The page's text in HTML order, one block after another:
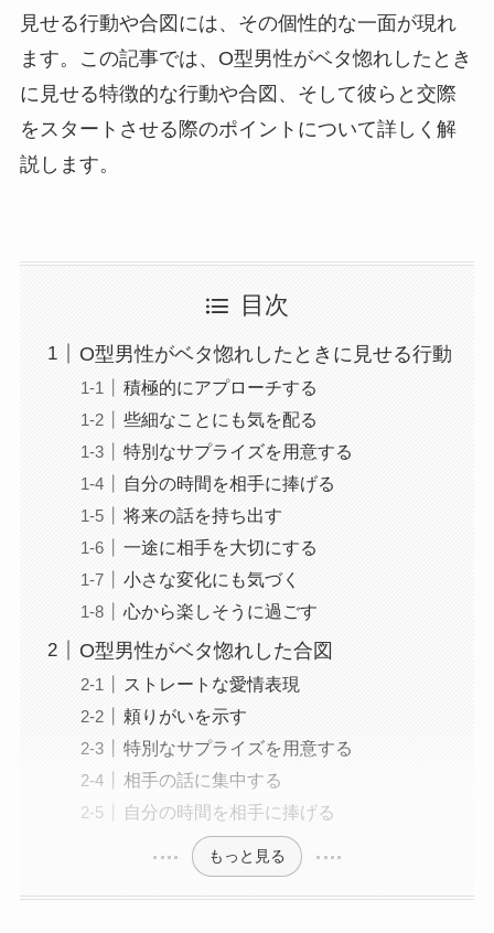
見せる行動や合図には、その個性的な一面が現れ
ます。この記事では、O型男性がベタ惚れしたとき
に見せる特徴的な行動や合図、そして彼らと交際
をスタートさせる際のポイントについて詳しく解
説します。
目次
O型男性がベタ惚れしたときに見せる行動
積極的にアプローチする
些細なことにも気を配る
特別なサプライズを用意する
自分の時間を相手に捧げる
将来の話を持ち出す
一途に相手を大切にする
小さな変化にも気づく
心から楽しそうに過ごす
O型男性がベタ惚れした合図
ストレートな愛情表現
頼りがいを示す
特別なサプライズを用意する
相手の話に集中する
自分の時間を相手に捧げる
もっと見る